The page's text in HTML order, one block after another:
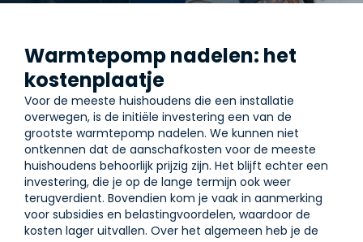
Warmtepomp nadelen: het
kostenplaatje
Voor de meeste huishoudens die een installatie
overwegen, is de initiële investering een van de
grootste warmtepomp nadelen. We kunnen niet
ontkennen dat de aanschafkosten voor de meeste
huishoudens behoorlijk prijzig zijn. Het blijft echter een
investering, die je op de lange termijn ook weer
terugverdient. Bovendien kom je vaak in aanmerking
voor subsidies en belastingvoordelen, waardoor de
kosten lager uitvallen. Over het algemeen heb je de